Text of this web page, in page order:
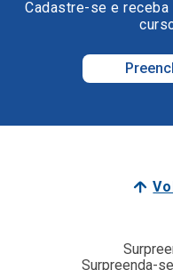
Cadastre-se e
Surpreenda-